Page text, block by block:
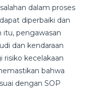
dalam proses
diperbaiki dan
itu, pengawasan
dan kendaraan
kecelakaan
bahwa
dengan SOP